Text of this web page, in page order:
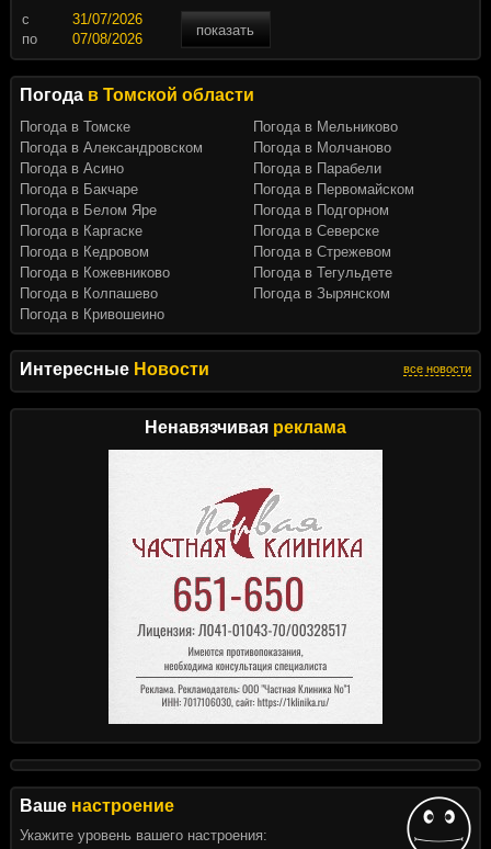
Интересные Новости все новости
Ненавязчивая реклама
Ваше настроение
Укажите уровень вашего настроения:
c
показать
по
Погода в Томской области
Погода в Томске
Погода в Александровском
Погода в Асино
Погода в Бакчаре
Погода в Белом Яре
Погода в Каргаске
Погода в Кедровом
Погода в Кожевниково
Погода в Колпашево
Погода в Кривошеино
Погода в Мельниково
Погода в Молчаново
Погода в Парабели
Погода в Первомайском
Погода в Подгорном
Погода в Северске
Погода в Стрежевом
Погода в Тегульдете
Погода в Зырянском